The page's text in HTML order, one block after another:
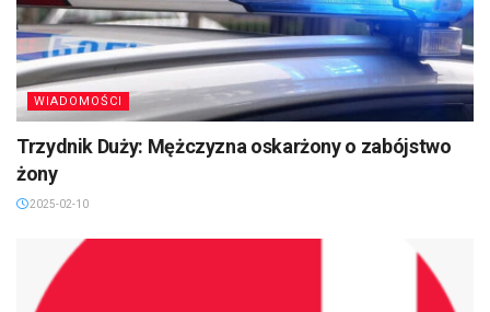
WIADOMOŚCI
Trzydnik Duży: Mężczyzna oskarżony o zabójstwo
żony
2025-02-10